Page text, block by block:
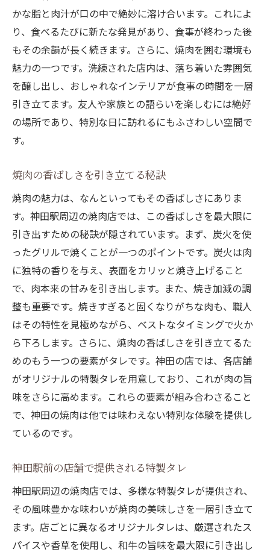
かな脂と肉汁が口の中で絶妙に溶け合います。これによ
り、食べるたびに新たな発見があり、食事が終わった後
もその余韻が長く続きます。さらに、焼肉を囲む環境も
魅力の一つです。洗練された店内は、落ち着いた雰囲気
を醸し出し、おしゃれなインテリアが食事の時間を一層
引き立てます。友人や家族との語らいを楽しむには絶好
の場所であり、特別な日に訪れるにもふさわしい空間で
す。
焼肉の香ばしさを引き立てる秘訣
焼肉の魅力は、なんといってもその香ばしさにありま
す。神田駅周辺の焼肉店では、この香ばしさを最大限に
引き出すための秘訣が隠されています。まず、炭火を使
ったグリルで焼くことが一つのポイントです。炭火は肉
に独特の香りを与え、表面をカリッと焼き上げること
で、肉本来の甘みを引き出します。また、焼き加減の調
整も重要です。焼きすぎると固くなりがちな肉も、職人
はその特性を見極めながら、ベストなタイミングで火か
ら下ろします。さらに、焼肉の香ばしさを引き立てるた
めのもう一つの要素がタレです。神田の店では、各店舗
がオリジナルの特製タレを用意しており、これが肉の旨
味をさらに高めます。これらの要素が組み合わさること
で、神田の焼肉は他では味わえない特別な体験を提供し
ているのです。
神田駅前の店舗で提供される特製タレ
神田駅周辺の焼肉店では、多様な特製タレが提供され、
その風味豊かな味わいが焼肉の美味しさを一層引き立て
ます。店ごとに異なるオリジナルタレは、厳選されたス
パイスや香草を使用し、和牛の旨味を最大限に引き出し